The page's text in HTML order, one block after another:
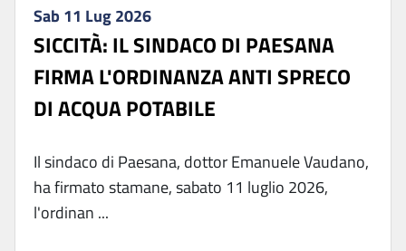
Sab 11 Lug 2026
SICCITÀ: IL SINDACO DI PAESANA
FIRMA L'ORDINANZA ANTI SPRECO
DI ACQUA POTABILE
Il sindaco di Paesana, dottor Emanuele Vaudano,
ha firmato stamane, sabato 11 luglio 2026,
l'ordinan ...